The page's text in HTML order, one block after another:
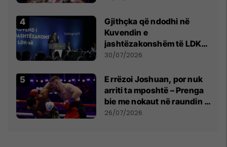
Gjithçka që ndodhi në
Kuvendin e
jashtëzakonshëm të LDK-
së
30/07/2026
E rrëzoi Joshuan, por nuk
arriti ta mposhtë – Prenga
bie me nokaut në raundin e
dytë
26/07/2026